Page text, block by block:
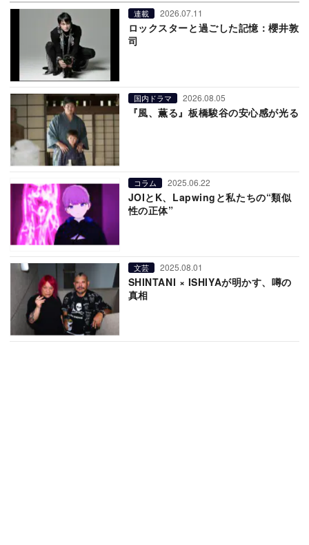
連載 2026.07.11
ロックスターと過ごした記憶：櫻井敦
司
国内ドラマ 2026.08.05
『風、薫る』板橋駿谷の安心感が光る
コラム 2025.06.22
JOIとK、Lapwingと私たちの“類似
性の正体”
文芸 2025.08.01
SHINTANI × ISHIYAが明かす、噂の
真相